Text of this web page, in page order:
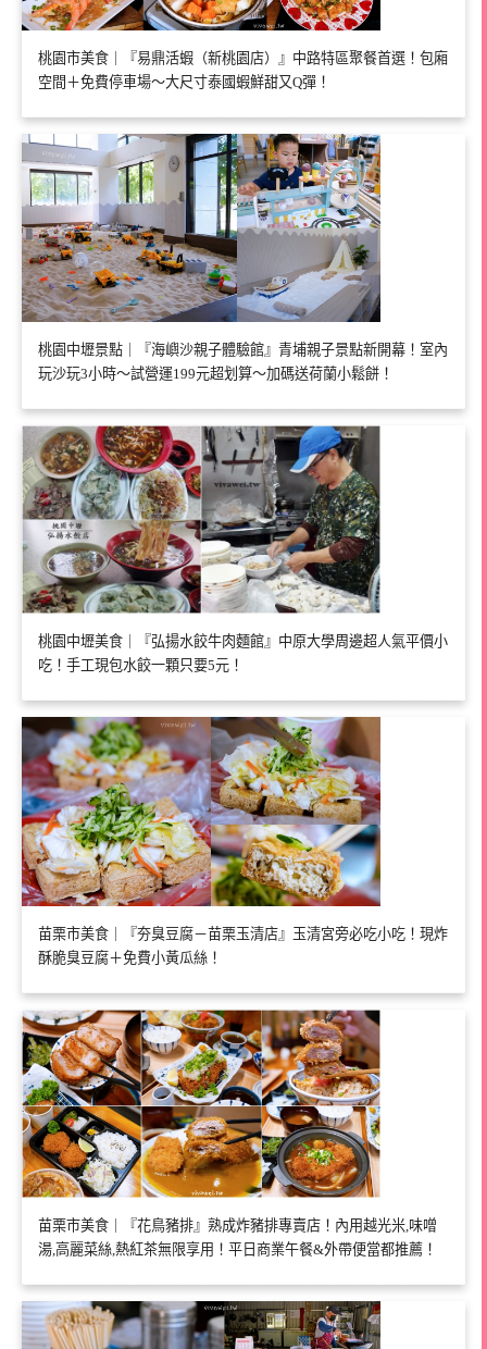
桃園市美食｜『易鼎活蝦（新桃園店）』中路特區聚餐首選！包廂
空間＋免費停車場～大尺寸泰國蝦鮮甜又Q彈！
桃園中壢景點｜『海嶼沙親子體驗館』青埔親子景點新開幕！室內
玩沙玩3小時～試營運199元超划算～加碼送荷蘭小鬆餅！
桃園中壢美食｜『弘揚水餃牛肉麵館』中原大學周邊超人氣平價小
吃！手工現包水餃一顆只要5元！
苗栗市美食｜『夯臭豆腐－苗栗玉清店』玉清宮旁必吃小吃！現炸
酥脆臭豆腐＋免費小黃瓜絲！
苗栗市美食｜『花鳥豬排』熟成炸豬排專賣店！內用越光米,味噌
湯,高麗菜絲,熱紅茶無限享用！平日商業午餐&外帶便當都推薦！